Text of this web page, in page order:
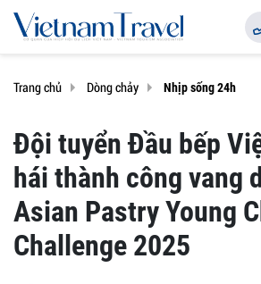
Trang chủ Dòng chảy Nhịp sống 24h
Đội tuyển Đầu bếp
hái thành công vang
Asian Pastry Young
Challenge 2025